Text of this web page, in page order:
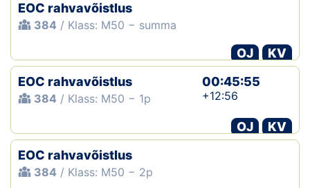
EOC rahvavõistlus
384 / Klass: M50 − summa
OJ
KV
EOC rahvavõistlus
384 / Klass: M50 − 1p
00:45:55
+12:56
OJ
KV
EOC rahvavõistlus
384 / Klass: M50 − 2p